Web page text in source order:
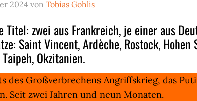
2024 von Tobias Gohlis
Titel: zwei aus Frankreich, je einer aus
Saint Vincent, Ardèche, Rostock,
Okzitanien.
des Großverbrechens Angriffskrieg, das
Seit zwei Jahren und neun Monaten.